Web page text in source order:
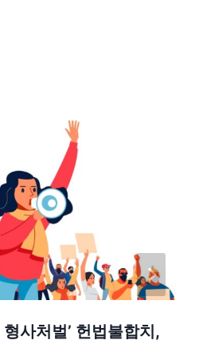
사처벌’ 헌법불합치,